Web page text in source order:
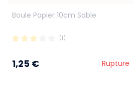
Boule Papier 10cm Sable
(1)
1,25 € Rupture